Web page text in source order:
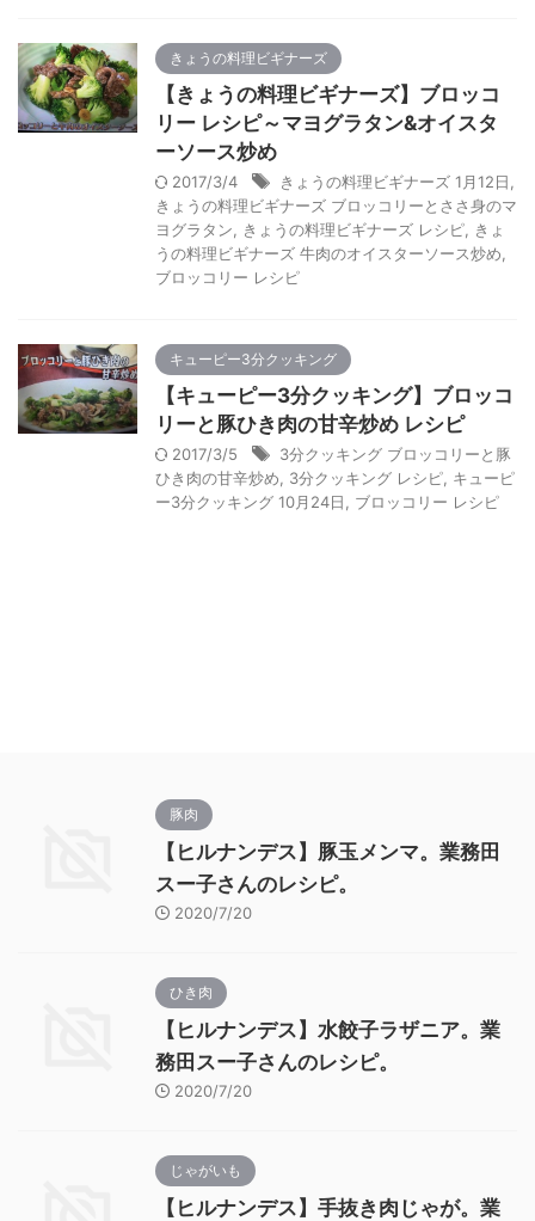
きょうの料理ビギナーズ
【きょうの料理ビギナーズ】ブロッコ
リー レシピ～マヨグラタン&オイスタ
ーソース炒め
2017/3/4 きょうの料理ビギナーズ 1月12日
きょうの料理ビギナーズ ブロッコリーとささ身のマ
ヨグラタン
きょうの料理ビギナーズ レシピ
きょ
うの料理ビギナーズ 牛肉のオイスターソース炒め
ブロッコリー レシピ
キューピー3分クッキング
【キューピー3分クッキング】ブロッコ
リーと豚ひき肉の甘辛炒め レシピ
2017/3/5
3分クッキング ブロッコリーと豚
ひき肉の甘辛炒め
3分クッキング レシピ キューピ
ー3分クッキング 10月24日
ブロッコリー レシピ
豚肉
【ヒルナンデス】豚玉メンマ。業務田
スー子さんのレシピ。
2020/7/20
ひき肉
【ヒルナンデス】水餃子ラザニア。業
務田スー子さんのレシピ。
2020/7/20
じゃがいも
【ヒルナンデス】手抜き肉じゃが。業